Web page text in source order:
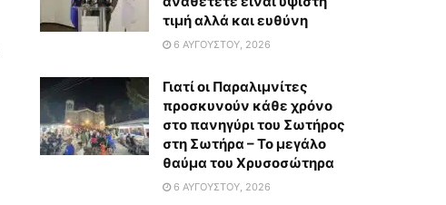
τιμή αλλά και ευθύνη
6 ΑΥΓΟΎΣΤΟΥ, 2026
Γιατί οι Παραλιμνίτες
προσκυνούν κάθε χρόνο
στο πανηγύρι του Σωτήρος
στη Σωτήρα – Το μεγάλο
θαύμα του Χρυσοσώτηρα
6 ΑΥΓΟΎΣΤΟΥ, 2026